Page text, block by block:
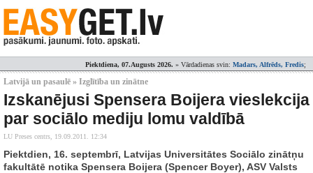
Piektdiena, 07.Augusts 2026. » Vārdadienas svin: Madars, Alfrēds, Fredis;
Latvijā un pasaulē » Izglītība un zinātne
Izskanējusi Spensera Boijera vieslekcija
par sociālo mediju lomu valdībā
LU Preses centrs, 19.09.2011. 12:34
Piektdien, 16. septembrī, Latvijas Universitātes Sociālo zinātņu
fakultātē notika Spensera Boijera (Spencer Boyer), ASV Valsts